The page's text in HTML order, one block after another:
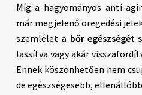
Míg a hagyományos anti-
már megjelenő öregedési
szemlélet a bőr egészségét
lassítva vagy akár
Ennek köszönhetően nem
de egészségesebb,